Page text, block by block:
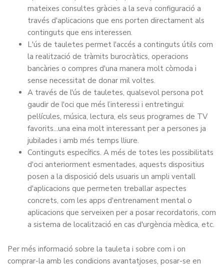
mateixes consultes gràcies a la seva configuració a
través d'aplicacions que ens porten directament als
continguts que ens interessen.
L'ús de tauletes permet l'accés a continguts útils com
la realització de tràmits burocràtics, operacions
bancàries o compres d'una manera molt còmoda i
sense necessitat de donar mil voltes.
A través de l'ús de tauletes, qualsevol persona pot
gaudir de l'oci que més l’interessi i entretingui:
pel·lícules, música, lectura, els seus programes de TV
favorits...una eina molt interessant per a persones ja
jubilades i amb més temps lliure.
Continguts específics. A més de totes les possibilitats
d'oci anteriorment esmentades, aquests dispositius
posen a la disposició dels usuaris un ampli ventall
d'aplicacions que permeten treballar aspectes
concrets, com les apps d'entrenament mental o
aplicacions que serveixen per a posar recordatoris, com
a sistema de localització en cas d'urgència mèdica, etc.
Per més informació sobre la tauleta i sobre com i on
comprar-la amb les condicions avantatjoses, posar-se en